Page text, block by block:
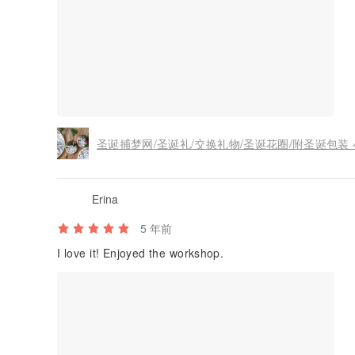
圣诞捕梦网/圣诞礼/交换礼物/圣诞花圈/附圣诞包装
Erina
5 年前
I love it! Enjoyed the workshop.